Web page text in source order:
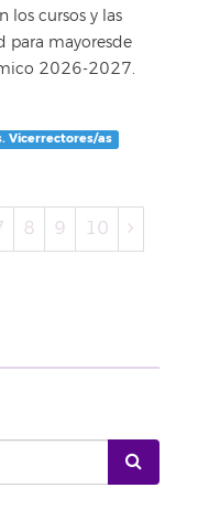
los cursos y las
para mayoresde
2026-2027.
Vicerrectores/as
8 9 10